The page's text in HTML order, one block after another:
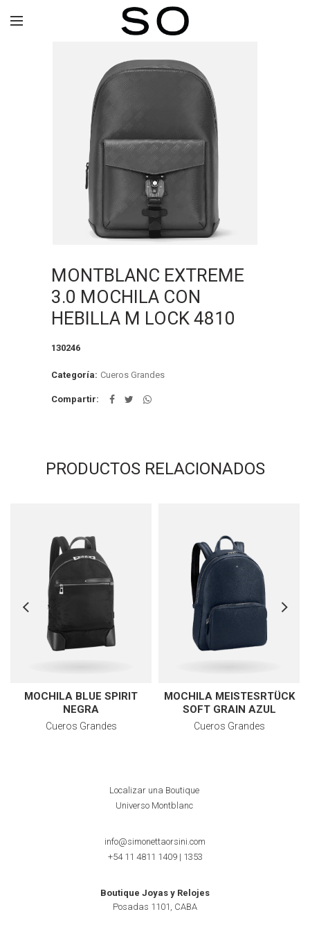
MONTBLANC EXTREME
3.0 MOCHILA CON
HEBILLA M LOCK 4810
130246
Categoría: Cueros Grandes
Compartir
PRODUCTOS RELACIONADOS
MOCHILA BLUE SPIRIT
NEGRA
Cueros Grandes
MOCHILA MEISTESRTÜCK
SOFT GRAIN AZUL
Cueros Grandes
Localizar una Boutique
Universo Montblanc
info@simonettaorsini.com
+54 11 4811 1409| 1353
Boutique Joyas y Relojes
Posadas 1101, CABA